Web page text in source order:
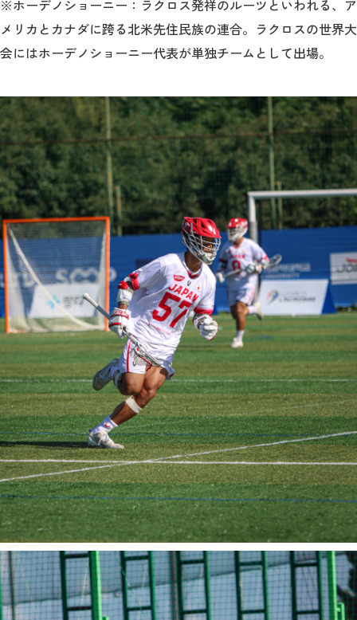
※ホーデノショーニー：ラクロス発祥のルーツといわれる、ア
メリカとカナダに跨る北米先住民族の連合。ラクロスの世界大
会にはホーデノショーニー代表が単独チームとして出場。